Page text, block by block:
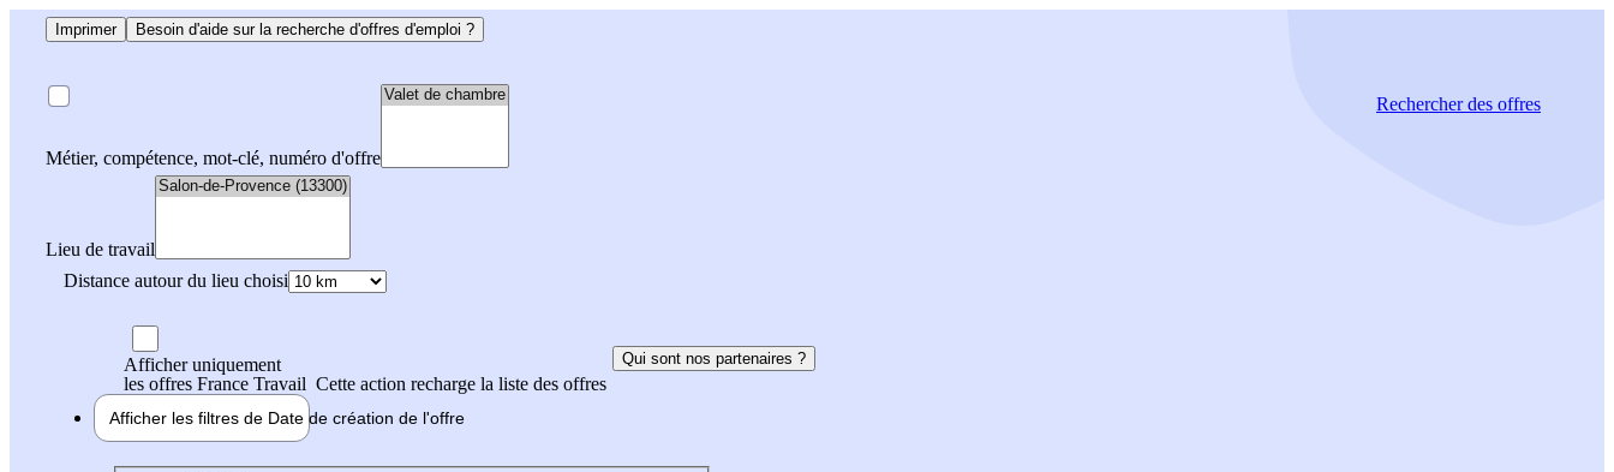
Imprimer Besoin d'aide sur la recherche d'offres d'emploi ?
Métier, compétence, mot-clé, numéro d'offre
Lieu de travail
Distance autour du lieu choisi
Rechercherdes offres
Afficher uniquement
les offres France Travail Cette action recharge la liste des offres
Qui sont nos partenaires ?
Afficher les filtres de Date de création de l'offre